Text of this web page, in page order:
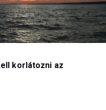
korlátozni az